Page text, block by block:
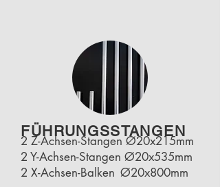
FÜHRUNGSSTANGEN
2 Z-Achsen-Stangen Ø20x215mm
2 Y-Achsen-Stangen Ø20x535mm
2 X-Achsen-Balken Ø20x800mm